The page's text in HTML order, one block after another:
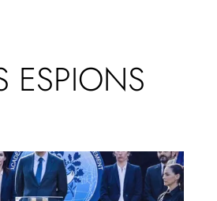
ESPIONS